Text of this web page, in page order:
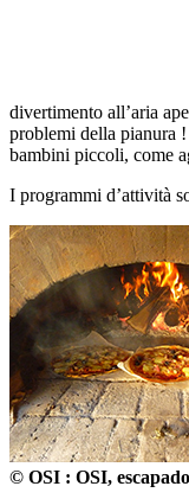
divertimento all’aria
problemi della pianura
bambini piccoli, come
I programmi d’attività
© OSI : OSI,